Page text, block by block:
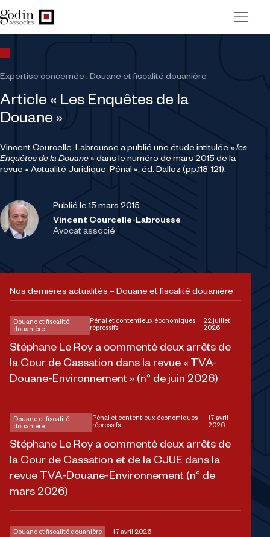
Article « Les Enquêtes de la
Douane »
Expertise concernée : Douane et fiscalité douanière
Vincent Courcelle-Labrousse a publié une étude intitulée « les
Enquêtes de la Douane » dans le numéro de mars 2015 de la
revue « Actualité Juridique Pénal », éd. Dalloz (pp.118-121).
Publié le 15 mars 2015
Vincent Courcelle-Labrousse
Avocat associé
Nos dernières actualités – Douane et fiscalité douanière
Stéphane Le Roy a commenté deux arrêts de
la Cour de Cassation dans la revue « TVA-
Douane-Environnement » (n° de juin 2026)
Douane et fiscalité
douanière
Pénal et contentieux économiques
répressifs
22 juillet
2026
Stéphane Le Roy a commenté deux arrêts de
la Cour de Cassation et de la CJUE dans la
revue TVA-Douane-Environnement (n° de
mars 2026)
Douane et fiscalité
douanière
Pénal et contentieux économiques
répressifs
17 avril
2026
Douane et fiscalité douanière 17 avril 2026